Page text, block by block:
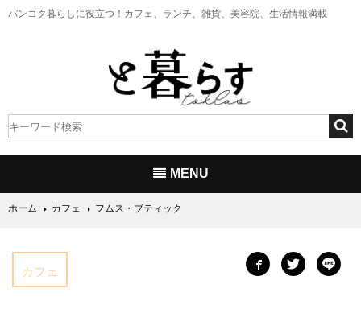
バンコク暮らしに役立つ！ カフェ、ランチ、雑貨、美容院、生活情報満載
MENU
ホーム カフェ フムス・ブティック
カフェ